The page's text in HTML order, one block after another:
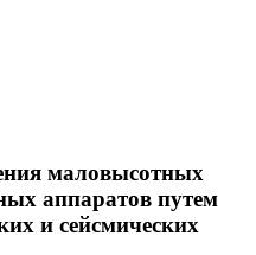
маловысотных
аппаратов путем
и сейсмических